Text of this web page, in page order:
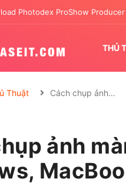
Sound Booster full crack
THỦ
Thuật Cách chụp ảnh…
ảnh